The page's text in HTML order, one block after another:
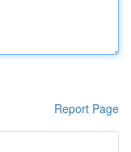
Report Page